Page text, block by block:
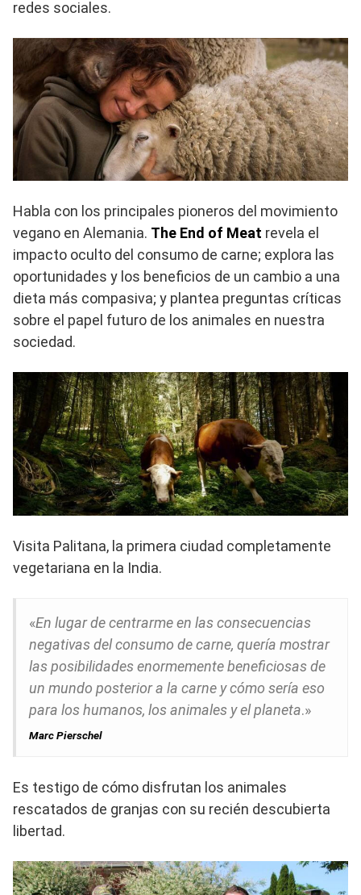
redes sociales.
Habla con los principales pioneros del movimiento
vegano en Alemania. The End of Meat revela el
impacto oculto del consumo de carne; explora las
oportunidades y los beneficios de un cambio a una
dieta más compasiva; y plantea preguntas críticas
sobre el papel futuro de los animales en nuestra
sociedad.
Visita Palitana, la primera ciudad completamente
vegetariana en la India.
«En lugar de centrarme en las consecuencias
negativas del consumo de carne, quería mostrar
las posibilidades enormemente beneficiosas de
un mundo posterior a la carne y cómo sería eso
para los humanos, los animales y el planeta.»
Marc Pierschel
Es testigo de cómo disfrutan los animales
rescatados de granjas con su recién descubierta
libertad.